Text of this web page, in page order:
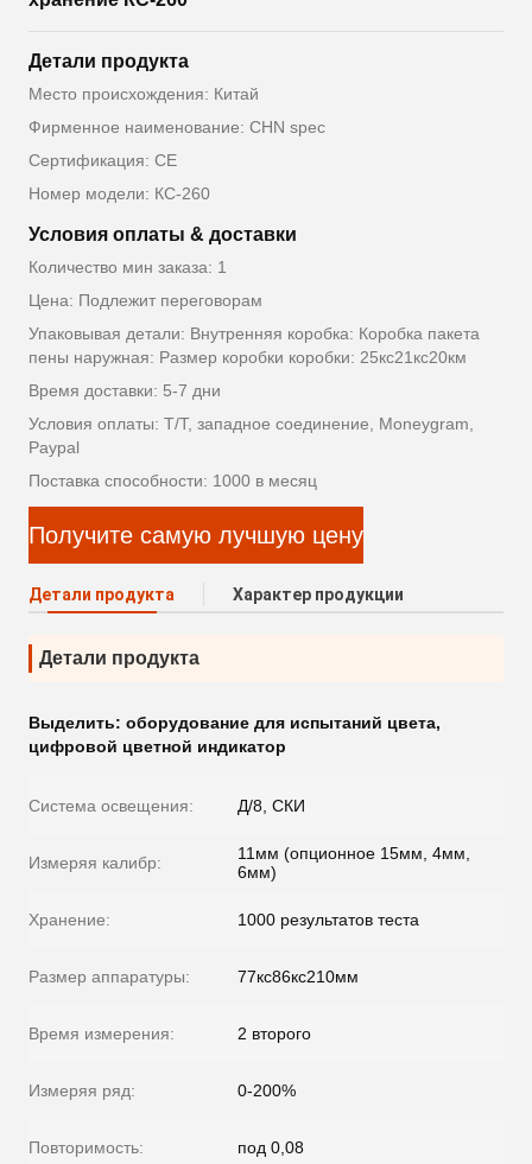
Детали продукта
Место происхождения: Китай
Фирменное наименование: CHN spec
Сертификация: CE
Номер модели: КС-260
Условия оплаты & доставки
Количество мин заказа: 1
Цена: Подлежит переговорам
Упаковывая детали: Внутренняя коробка: Коробка пакета
пены наружная: Размер коробки коробки: 25кс21кс20км
Время доставки: 5-7 дни
Условия оплаты: T/T, западное соединение, Moneygram,
Paypal
Поставка способности: 1000 в месяц
Получите самую лучшую цену
Детали продукта Характер продукции
Детали продукта
Выделить: оборудование для испытаний цвета,
цифровой цветной индикатор
Система освещения: Д/8, СКИ
Измеряя калибр:
11мм (опционное 15мм, 4мм,
6мм)
Хранение: 1000 результатов теста
Размер аппаратуры: 77кс86кс210мм
Время измерения: 2 второго
Измеряя ряд: 0-200%
Повторимость: под 0,08